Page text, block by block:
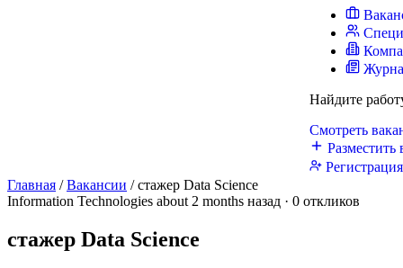
Найдите
Смотреть
Разместить
Главная / Вакансии / стажер Data Science
Information Technologies about 2 months назад · 0 откликов
стажер Data Science